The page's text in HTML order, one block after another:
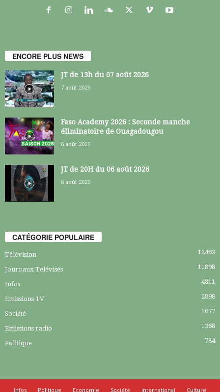
ENCORE PLUS NEWS
JT de 13h du 07 août 2026
7 août 2026
Faso Academy 2026 : Seconde manche
éliminatoire de Ouagadougou
6 août 2026
JT de 20H du 06 août 2026
6 août 2026
CATÉGORIE POPULAIRE
Télévision 12463
Journaux Télévisés 11898
Infos 4811
Emissions TV 2898
Société 1677
Emissions radio 1368
Politique 784
Infos Politique Economie Société International Culture